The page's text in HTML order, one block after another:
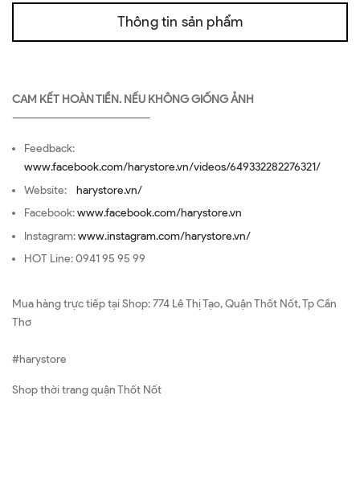
Thông tin sản phẩm
CAM KẾT HOÀN TIỀN. NẾU KHÔNG GIỐNG ẢNH
—————————————————
Feedback:
www.facebook.com/harystore.vn/videos/649332282276321/
Website: harystore.vn/
Facebook:www.facebook.com/harystore.vn
Instagram:www.instagram.com/harystore.vn/
HOT Line: 0941 95 95 99
Mua hàng trực tiếp tại Shop: 774 Lê Thị Tạo, Quận Thốt Nốt, Tp Cần
Thơ
#harystore
Shop thời trang quận Thốt Nốt